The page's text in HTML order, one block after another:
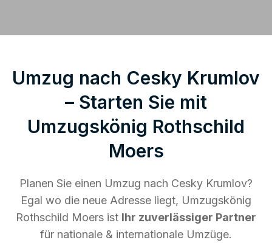
Umzug nach Cesky Krumlov
– Starten Sie mit
Umzugskönig Rothschild
Moers
Planen Sie einen Umzug nach Cesky Krumlov?
Egal wo die neue Adresse liegt, Umzugskönig
Rothschild Moers ist Ihr zuverlässiger Partner
für nationale & internationale Umzüge.